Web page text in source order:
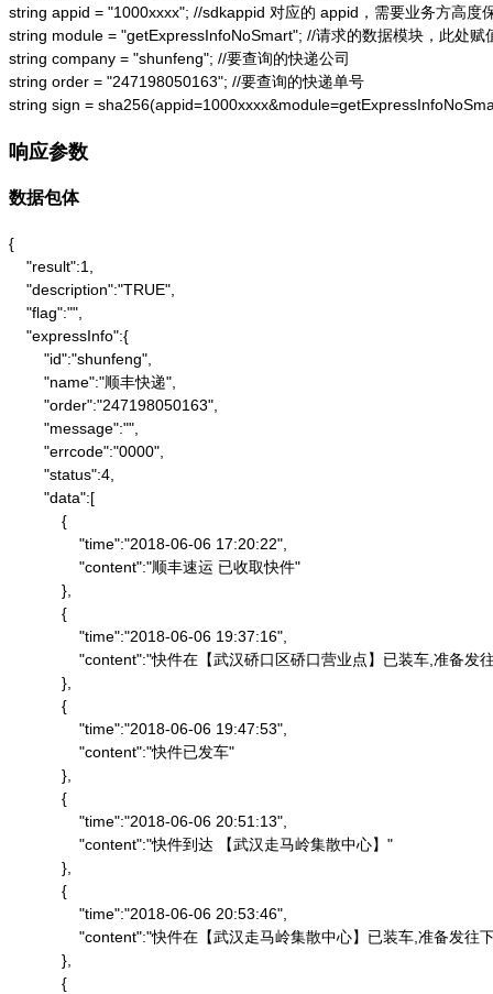
string appid = "1000xxxx"; //sdkappid 对应的 appid，需要业务方高度
string module = "getExpressInfoNoSmart"; //请求的数据模块，此处赋
string company = "shunfeng"; //要查询的快递公司
string order = "247198050163"; //要查询的快递单号
string sign =
响应参数
数据包体
{
    "result":1,
    "description":"TRUE",
    "flag":"",
    "expressInfo":{
        "id":"shunfeng",
        "name":"顺丰快递",
        "order":"247198050163",
        "message":"",
        "errcode":"0000",
        "status":4,
        "data":[
            {
                "time":"2018-06-06 17:20:22",
                "content":"顺丰速运 已收取快件"
            },
            {
                "time":"2018-06-06 19:37:16",
"content":"快件在【武汉硚口区硚口营业点】已装车,准备
            },
            {
                "time":"2018-06-06 19:47:53",
                "content":"快件已发车"
            },
            {
                "time":"2018-06-06 20:51:13",
                "content":"快件到达 【武汉走马岭集散中心】"
            },
            {
                "time":"2018-06-06 20:53:46",
"content":"快件在【武汉走马岭集散中心】已装车,准备发往
            },
            {